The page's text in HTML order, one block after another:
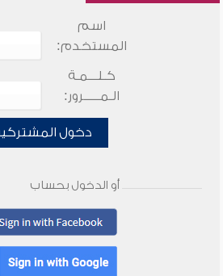
اسم
المستخدم:
كـلـــمـة
الـمـــــرور:
دخول
أو الدخول بحساب